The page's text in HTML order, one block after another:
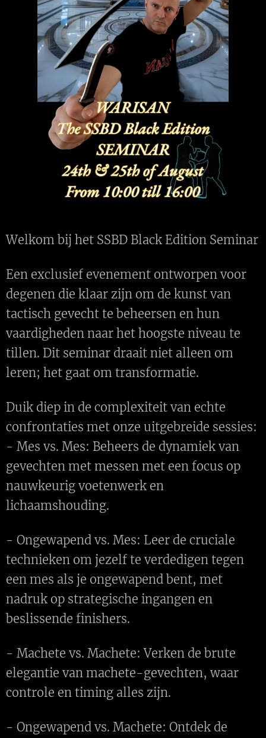
Welkom bij het SSBD Black Edition Seminar
Een exclusief evenement ontworpen voor
degenen die klaar zijn om de kunst van
tactisch gevecht te beheersen en hun
vaardigheden naar het hoogste niveau te
tillen. Dit seminar draait niet alleen om
leren; het gaat om transformatie.
Duik diep in de complexiteit van echte
confrontaties met onze uitgebreide sessies:
- Mes vs. Mes: Beheers de dynamiek van
gevechten met messen met een focus op
nauwkeurig voetenwerk en
lichaamshouding.
- Ongewapend vs. Mes: Leer de cruciale
technieken om jezelf te verdedigen tegen
een mes als je ongewapend bent, met
nadruk op strategische ingangen en
beslissende finishers.
- Machete vs. Machete: Verken de brute
elegantie van machete-gevechten, waar
controle en timing alles zijn.
- Ongewapend vs. Machete: Ontdek de